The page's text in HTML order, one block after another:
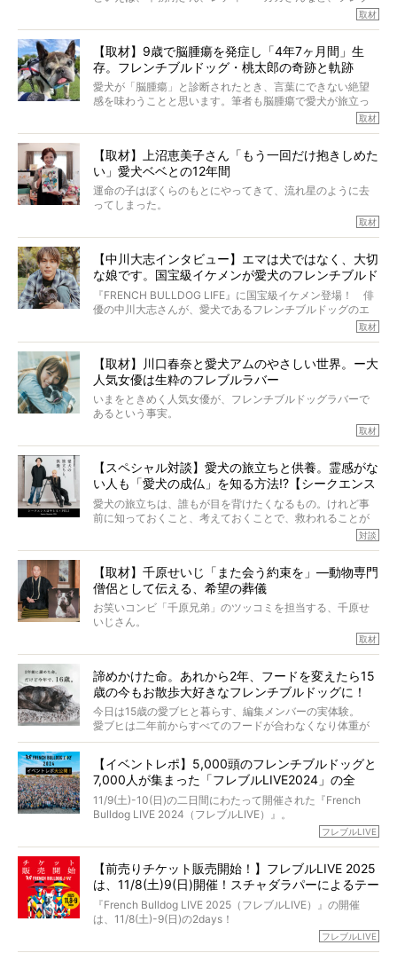
ルを飼っている方が多いと思います。が、ロッチ中岡さん
んのインスタグラムを覗くと、たくさんのフレブルアカウ
ントがフォローされていて、わが『FRENCH BULLDOG
LIFE』モデルのnicoやトーラスも、その中の一頭。
そんな中岡さんに、フレブルの魅力を語っていただきまし
た。そのブヒ愛っぷりは、思ってた以上！ ガチ中のガチ
取材
【取材】9歳で脳腫瘍を発症し「4年7ヶ月間」生
存。フレンチブルドッグ・桃太郎の奇跡と軌跡
愛犬が「脳腫瘍」と診断されたとき、言葉にできない絶望
感を味わうことと思います。筆者も脳腫瘍で愛犬が旅立っ
たひとり。だからこそ、どれほど厄介で困難な病気かを理
ところが、フレンチブルドッグの桃太郎は9歳で脳腫瘍を発
症し、なんと4年7ヶ月間も生き抜いたのです。旅立ったと
きの年齢は13歳と11ヶ月、レジェンド級のレジェンドでし
た。さらには、治療後3年間は一度も発作が起きなかったと
いいます。
この事実はフレンチブルドッグだけでなく、脳腫瘍と闘う
太郎のオーナーである佐藤さんご夫婦に、治療の選択やケ
アについて詳しくお話しをうかがいました。
取材
【取材】上沼恵美子さん「もう一回だけ抱きしめた
い」愛犬ベベとの12年間
運命の子はぼくらのもとにやってきて、流れ星のように去
ってしまった。
り添いたいと思う。
その悲しみをいますぐ解消することはできないが、話をき
いて、泣いたり笑ったりするのもいいだろう。
こんな子だった、こんなにいい子だった、ほんとうに愛し
ていたと。
ぼくらは上沼恵美子さんのご自宅へ伺って、お話をきこう
と思った。
取材
【中川大志インタビュー】エマは犬ではなく、大切
な娘です。国宝級イケメンが愛犬のフレンチブルド
ッグと一緒に登場
『FRENCH BULLDOG LIFE』に国宝級イケメン登場！ 俳
優の中川大志さんが、愛犬であるフレンチブルドッグのエ
マちゃん（2歳の女の子）にメロメロとの情報を聞きつけ、
カエピソードが次から次へと飛び出しました。
取材
【取材】川口春奈と愛犬アムのやさしい世界。ー大
人気女優は生粋のフレブルラバー
いまをときめく人気女優が、フレンチブルドッグラバーで
あるという事実。
とりを目の当たりにするほどに、そのフレンチブルドッグ
愛がわたしたちのそれとまったく同じであることに、なん
だかうれしくなってしまったのでした。
春奈さんとアムちゃんのすてきな暮らしを、BUHI編集長の
小西がいつくしみながら、切り取らせていただきます。
取材
【スペシャル対談】愛犬の旅立ちと供養。霊感がな
い人も「愛犬の成仏」を知る方法!?【シークエンス
はやとも×PELI】
愛犬の旅立ちは、誰もが目を背けたくなるもの。けれど事
前に知っておくこと、考えておくことで、救われることが
力をもつお笑い芸人「シークエンスはやとも」さんに、愛
犬の旅立ちや供養についてインタビュー。
インタビュアー兼対談相手は、大の犬好きで心霊分野の知
識にも長けているPELIさん。
「愛犬が旅立ったあと、ベッドやおもちゃはどうすればい
くれる？」
さらには、霊感がない人でも愛犬が成仏したことを知る方
法まで。
お笑い芸人だからこそ暗くなりすぎない、むしろ心がスッ
と軽くなる。
永久保存版のスペシャル対談です！
対談
【取材】千原せいじ「また会う約束を」―動物専門
僧侶として伝える、希望の葬儀
お笑いコンビ「千原兄弟」のツッコミを担当する、千原せ
いじさん。
た。
僧侶としての名は「靖賢（せいけん）」。
当時54歳という年齢にして、なぜ動物専門僧侶という道を
選んだのか。
また、愛犬の旅立ちとどのように向き合うべきなのか。
た。
取材
諦めかけた命。あれから2年、フードを変えたら15
歳の今もお散歩大好きなフレンチブルドッグに！
今日は15歳の愛ブヒと暮らす、編集メンバーの実体験。
愛ブヒは二年前からすべてのフードが合わなくなり体重が
激減。検査をしても異常はなく「年齢のせいですね…」と言
もう諦めるしかないのかな…そんなとき、我が家に届いたの
が「THE fu-do(ザ・フード)」の試食品でした。
そして「THE fu-do(ザ・フード)」を食べつづけて二年、愛
ブヒは15歳になり、今も元気にお散歩をしています。
今回は、二年前の絶望から今までを包み隠さず、時系列で
【イベントレポ】5,000頭のフレンチブルドッグと
7,000人が集まった「フレブルLIVE2024」の全
貌！
11/9(土)-10(日)の二日間にわたって開催された『French
Bulldog LIVE 2024（フレブルLIVE）』。
今年はのべ5,000頭のフレンチブルドッグと7,000人のフレ
day1の司会はフレブルラバーのロッチさん。day2の音楽フ
ェスには世代ど真ん中のPUFFYが出演するなど、例年以上
に豪華なラインナップ。
北は北海道、南は鹿児島県から。全国のフレンチブルドッ
グが一堂に会した「フレブルLIVE2024」の模様を、詳しく
フレブルLIVE
【前売りチケット販売開始！】フレブルLIVE 2025
は、11/8(土)9(日)開催！スチャダラパーによるテー
マソング制作も決定
『French Bulldog LIVE 2025（フレブルLIVE）』の開催
は、11/8(土)-9(日)の2days！
お得な前売りチケット、いよいよ販売スタートです！フレブルLIVE